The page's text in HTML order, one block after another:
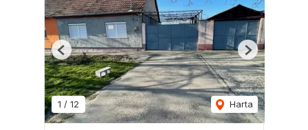
1 / 12 Harta
Previous Next